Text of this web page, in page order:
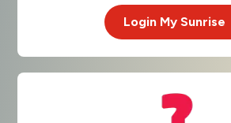
Login My Sunrise